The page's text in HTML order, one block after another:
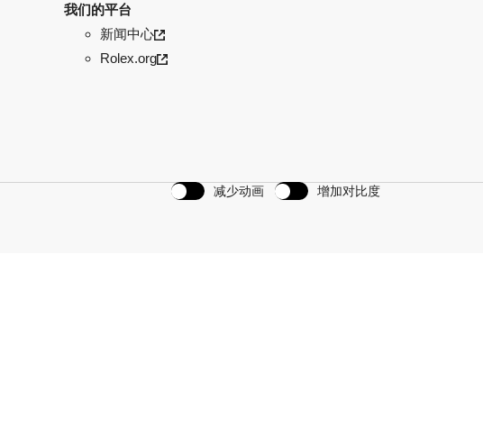
我们的平台
新闻中心
Rolex.org
减少动画 增加对比度